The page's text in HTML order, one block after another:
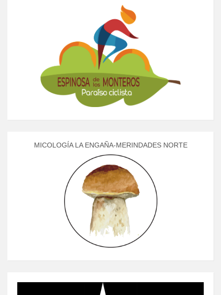
MICOLOGÍA LA ENGAÑA-MERINDADES NORTE